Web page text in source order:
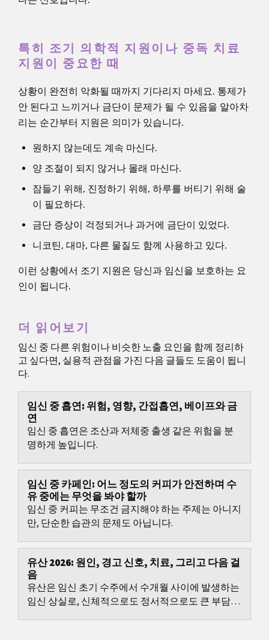
특히 조기 의학적 지원이나 중독 치료
지원이 중요한 때
상황이 완전히 악화될 때까지 기다리지 마세요. 통제가
안 된다고 느끼거나 금단이 문제가 될 수 있음을 알아차
리는 순간부터 지원은 의미가 있습니다.
원하지 않는데도 계속 마신다.
양 조절이 되지 않거나 몰래 마신다.
잠들기 위해, 진정하기 위해, 하루를 버티기 위해 술
이 필요하다.
금단 증상이 걱정되거나 과거에 금단이 있었다.
니코틴, 대마, 다른 물질도 함께 사용하고 있다.
이런 상황에서 조기 지원은 당신과 임신을 보호하는 요
인이 됩니다.
더 읽어보기
임신 중 다른 위험이나 비슷한 노출 요인을 함께 정리하
고 싶다면, 실용적 관점을 가진 다음 글들도 도움이 됩니
다.
임신 중 흡연: 위험, 영향, 간접흡연, 베이프와 금
연
임신 중 흡연은 조산과 저체중 출생 같은 위험을 분
명하게 높입니다.
임신 중 카페인: 어느 정도의 커피가 안전하며 수
유 중에는 무엇을 봐야 할까
임신 중 커피는 무조건 금지해야 하는 주제는 아니지
만, 단순한 습관의 문제도 아닙니다.
유산 2026: 원인, 경고 신호, 치료, 그리고 다음 걸
음
유산은 임신 초기 수주에서 수개월 사이에 발생하는
임신 상실로, 신체적으로도 정서적으로도 큰 부담이